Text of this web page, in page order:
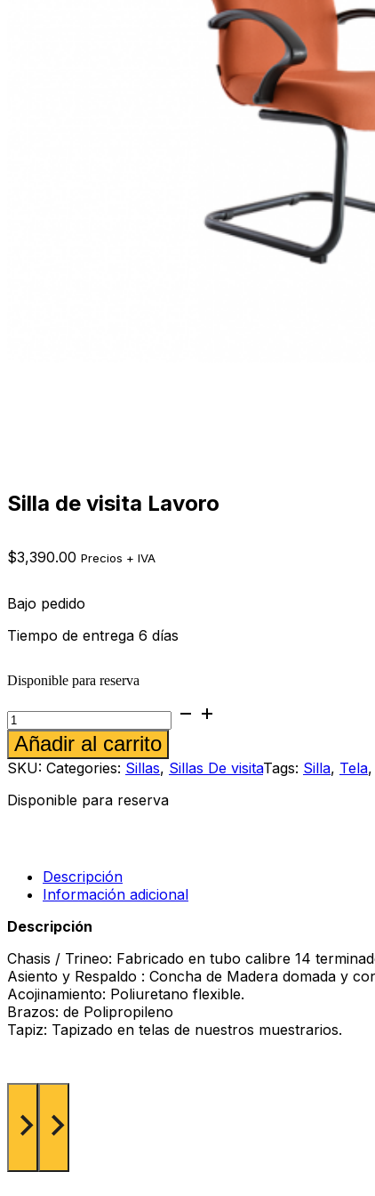
Silla de visita Lavoro
$3,390.00 Precios + IVA
Bajo pedido
Tiempo de entrega 6 días
Disponible para reserva
Silla
de
visita
Lavoro
cantidad
Añadir al carrito
SKU: Categories: Sillas, Sillas De visitaTags: Silla, Tela,
Disponible para reserva
Descripción
Información adicional
Descripción
Chasis / Trineo: Fabricado en tubo calibre 14
Asiento y Respaldo : Concha de Madera domada y
Acojinamiento: Poliuretano flexible.
Brazos: de Polipropileno
Tapiz: Tapizado en telas de nuestros muestrarios.